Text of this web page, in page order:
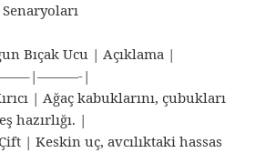
Bıçak Ucu | Açıklama |
|
| Ağaç kabuklarını, çubukları
hazırlığı. |
| Keskin uç, avcılıktaki hassas